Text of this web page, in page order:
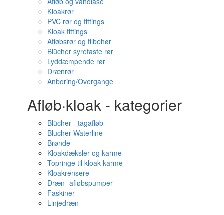
Kloakrør
PVC rør og fittings
Kloak fittings
Afløbsrør og tilbehør
Blücher syrefaste rør
Lyddæmpende rør
Drænrør
Anboring/Overgange
Afløb·kloak - kategorier
Blücher - tagafløb
Blucher Waterline
Brønde
Kloakdæksler og karme
Topringe til kloak karme
Kloakrensere
Dræn- afløbspumper
Faskiner
Linjedræn